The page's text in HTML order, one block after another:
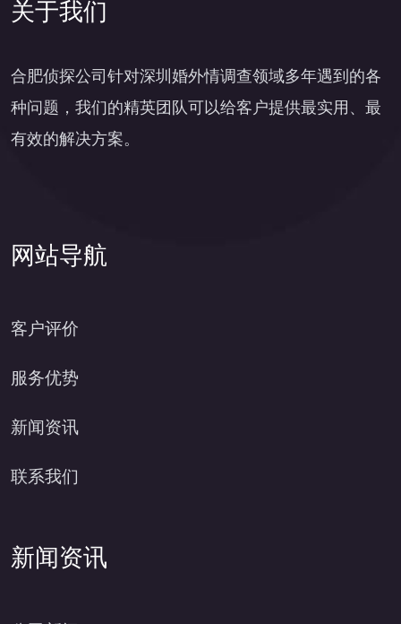
关于我们
合肥侦探公司针对深圳婚外情调查领域多年遇到的各
种问题，我们的精英团队可以给客户提供最实用、最
有效的解决方案。
网站导航
客户评价
服务优势
新闻资讯
联系我们
新闻资讯